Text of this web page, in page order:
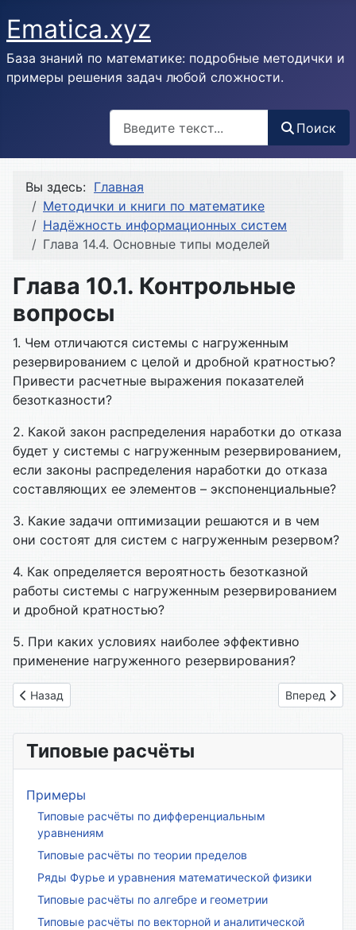
Ematica.xyz
База знаний по математике: подробные методички и
примеры решения задач любой сложности.
Поиск
Вы здесь: Главная
Методички и книги по математике
Надёжность информационных систем
Глава 14.4. Основные типы моделей
Глава 10.1. Контрольные
вопросы
1. Чем отличаются системы с нагруженным
резервированием с целой и дробной кратностью?
Привести расчетные выражения показателей
безотказности?
2. Какой закон распределения наработки до отказа
будет у системы с нагруженным резервированием,
если законы распределения наработки до отказа
составляющих ее элементов – экспоненциальные?
3. Какие задачи оптимизации решаются и в чем
они состоят для систем с нагруженным резервом?
4. Как определяется вероятность безотказной
работы системы с нагруженным резервированием
и дробной кратностью?
5. При каких условиях наиболее эффективно
применение нагруженного резервирования?
Предыдущий: Глава 10. Надежность систем с нагруженным
Назад Следующий:
Вперед
Типовые расчёты
Примеры
Типовые расчёты по дифференциальным
уравнениям
Типовые расчёты по теории пределов
Ряды Фурье и уравнения математической физики
Типовые расчёты по алгебре и геометрии
Типовые расчёты по векторной и аналитической